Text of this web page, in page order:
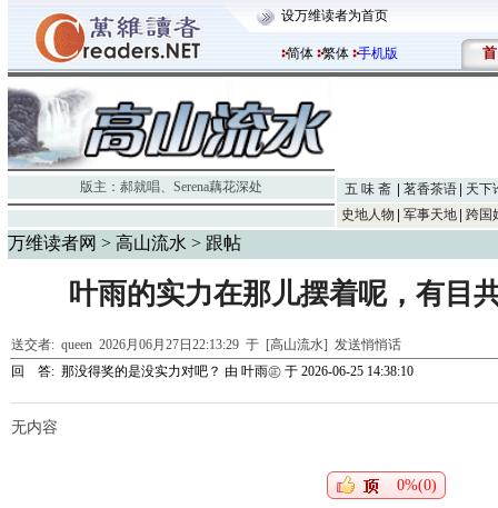
设万维读者为首页
简体 繁体 手机版 首
版主： 郝就唱、 Serena藕花深处 五 味 斋 茗香茶语
天下
史地人物
军事天地 跨国
万维读者网 > 高山流水 > 跟帖
叶雨的实力在那儿摆着呢，有目
送交者: queen 2026月06月27日22:13:29 于 [高山流水] 发送悄悄话
回 答: 那没得奖的是没实力对吧？ 由 叶雨㊣ 于 2026-06-25 14:38:10
无内容
0%(0)